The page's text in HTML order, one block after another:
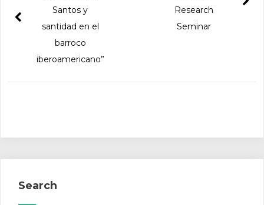
Research
Seminar
Santos y
santidad en el
barroco
iberoamericano”
Search